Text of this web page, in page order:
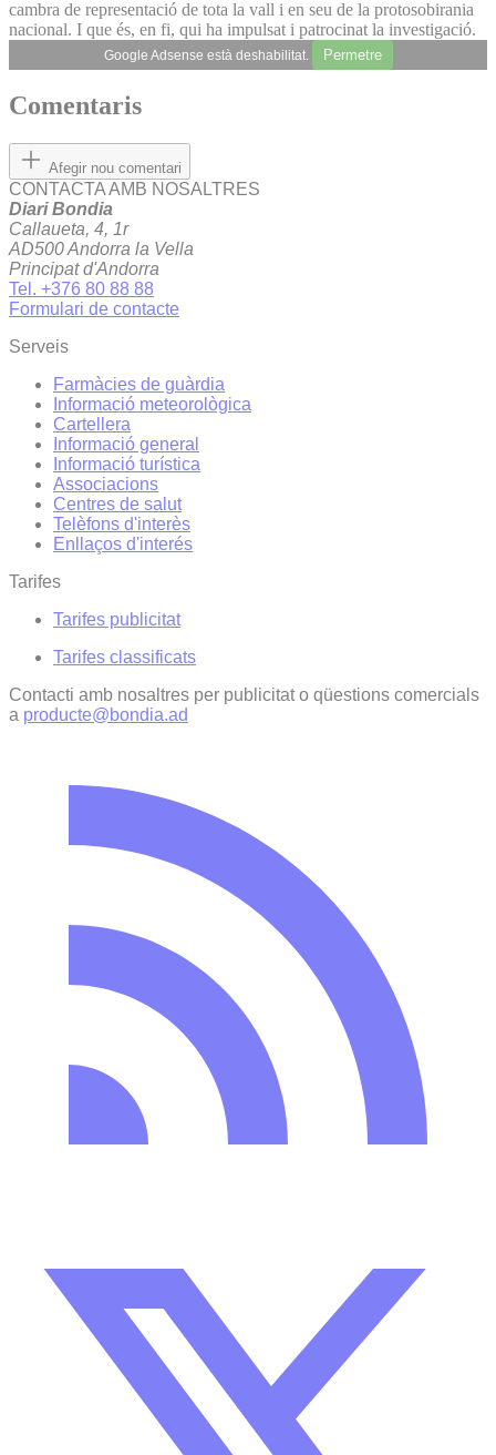
cambra de representació de tota la vall i en seu de la protosobirania
nacional. I que és, en fi, qui ha impulsat i patrocinat la investigació.
Google Adsense està deshabilitat. Permetre
Comentaris
Afegir nou comentari
CONTACTA AMB NOSALTRES
Diari Bondia
Callaueta, 4, 1r
AD500 Andorra la Vella
Principat d'Andorra
Tel. +376 80 88 88
Formulari de contacte
Serveis
Farmàcies de guàrdia
Informació meteorològica
Cartellera
Informació general
Informació turística
Associacions
Centres de salut
Telèfons d'interès
Enllaços d'interés
Tarifes
Tarifes publicitat
Tarifes classificats
Contacti amb nosaltres per publicitat o qüestions comercials
a producte@bondia.ad